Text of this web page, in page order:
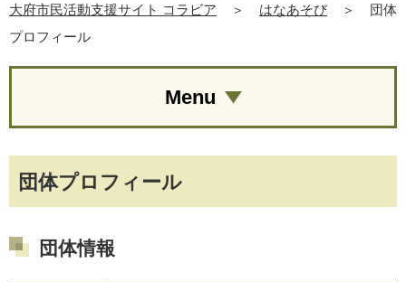
大府市民活動支援サイト コラビア ＞ はなあそび ＞
団体
プロフィール
団体プロフィール
団体情報
Menu